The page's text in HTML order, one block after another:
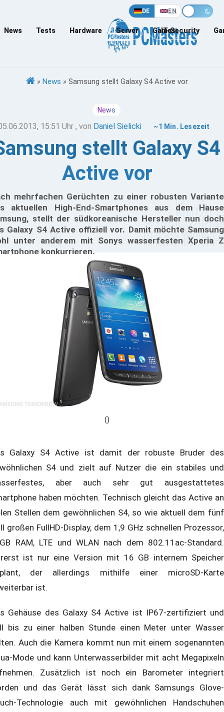
DE EN
News Tests Hardware Server Games
IT-Security
» News » Samsung stellt Galaxy S4 Active vor
News
15:51 Uhr , von Daniel Sielicki ~1 Min. Lesezeit
stellt Galaxy S4
Active vor
mehrfachen Gerüchten zu einer robusten Variante
aktuellen High-End-Smartphones aus dem Hause
stellt der südkoreanische Hersteller nun doch
Galaxy S4 Active offiziell vor. Damit möchte Samsung
unter anderem mit Sonys wasserfesten Xperia Z
konkurrieren.
()
Galaxy S4 Active ist damit der robuste Bruder des
S4 und zielt auf Nutzer die ein stabiles und
aber auch sehr gut ausgestattetes
haben möchten. Technisch gleicht das Active an
Stellen dem gewöhnlichen S4, so wie aktuell dem fünf
großen FullHD-Display, dem 1,9 GHz schnellen Prozessor,
RAM, LTE und WLAN nach dem 802.11ac-Standard.
ist nur eine Version mit 16 GB internem Speicher
der allerdings mithilfe einer microSD-Karte
ist.
Gehäuse des Galaxy S4 Active ist IP67-zertifiziert und
bis zu einer halben Stunde einen Meter unter Wasser
Auch die Kamera kommt nun mit einem sogenannten
Mode und kann Unterwasserbilder mit acht Megapixeln
Zusätzlich ist noch ein Barometer integriert
und das Gerät lässt sich dank Samsungs Glove-
Technologie auch mit gewöhnlichen Handschuhen